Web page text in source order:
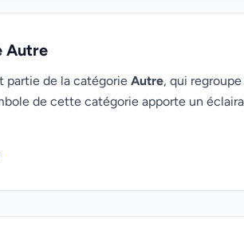
Autre
partie de la catégorie Autre, qui
de cette catégorie apporte un